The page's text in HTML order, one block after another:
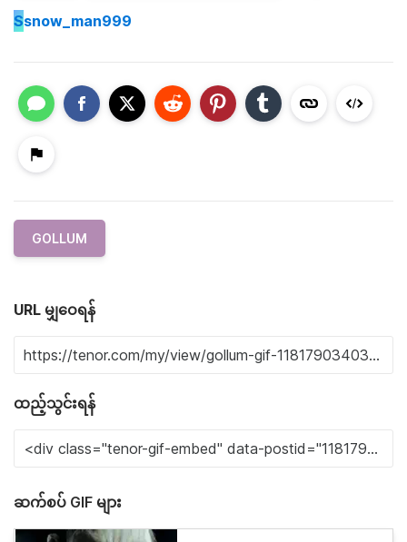
Ssnow_man999
GOLLUM
URL မျှဝေရန်
ထည့်သွင်းရန်
ဆက်စပ် GIF များ